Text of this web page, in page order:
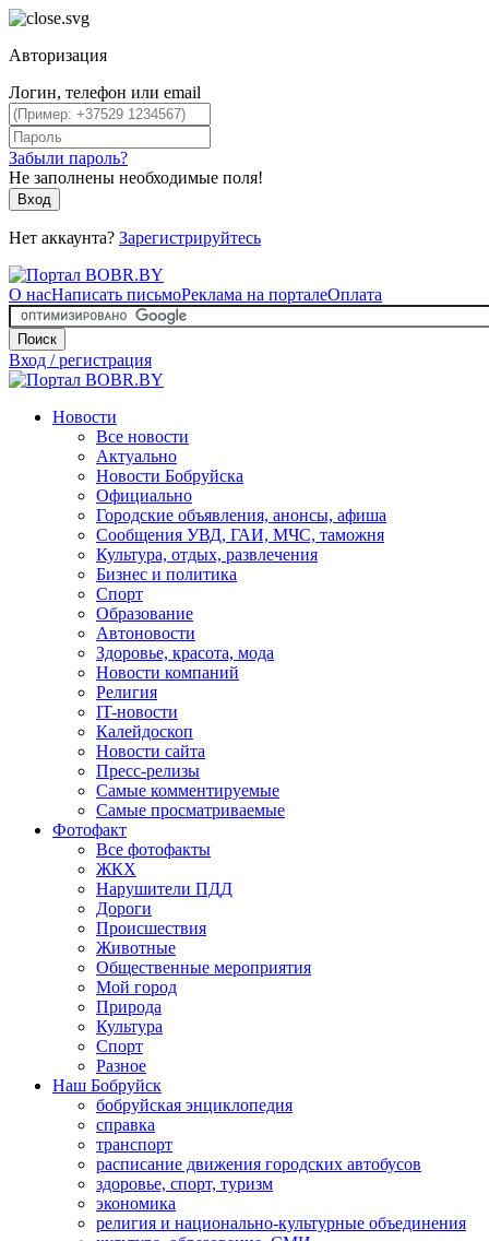
Авторизация
Логин, телефон или email
Забыли пароль?
Не заполнены необходимые поля!
Вход
Нет аккаунта? Зарегистрируйтесь
О насНаписать письмоРеклама на порталеОплата
Поиск
Вход / регистрация
Новости
Все новости
Актуально
Новости Бобруйска
Официально
Городские объявления, анонсы, афиша
Сообщения УВД, ГАИ, МЧС, таможня
Культура, отдых, развлечения
Бизнес и политика
Спорт
Образование
Автоновости
Здоровье, красота, мода
Новости компаний
Религия
IT-новости
Калейдоскоп
Новости сайта
Пресс-релизы
Самые комментируемые
Самые просматриваемые
Фотофакт
Все фотофакты
ЖКХ
Нарушители ПДД
Дороги
Происшествия
Животные
Общественные мероприятия
Мой город
Природа
Культура
Спорт
Разное
Наш Бобруйск
бобруйская энциклопедия
справка
транспорт
расписание движения городских автобусов
здоровье, спорт, туризм
экономика
религия и национально-культурные объединения